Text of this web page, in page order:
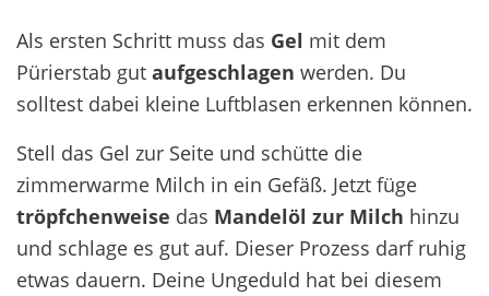
Als ersten Schritt muss das Gel mit dem
Pürierstab gut aufgeschlagen werden. Du
solltest dabei kleine Luftblasen erkennen können.
Stell das Gel zur Seite und schütte die
zimmerwarme Milch in ein Gefäß. Jetzt füge
tröpfchenweise das Mandelöl zur Milch hinzu
und schlage es gut auf. Dieser Prozess darf ruhig
etwas dauern. Deine Ungeduld hat bei diesem